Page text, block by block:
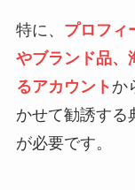
特に、 プロフィ
やブランド品、
るアカウント か
かせて勧誘する
が必要です。